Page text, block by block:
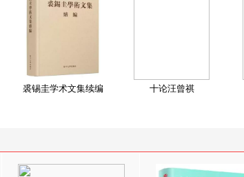
裘锡圭学术文集续编 十论汪曾祺